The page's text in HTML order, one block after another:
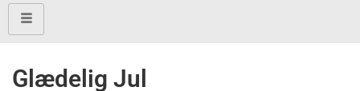
Glædelig Jul